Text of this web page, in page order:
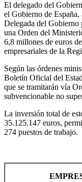
El delegado del
el Gobierno de
Delegada del
una Orden del
6,8 millones de euros
empresariales de la
Según las órdenes
Boletín Oficial del
que se tramitarán vía
subvencionable no
La inversión total de
35.125.147 euros,
274 puestos de trabajo.